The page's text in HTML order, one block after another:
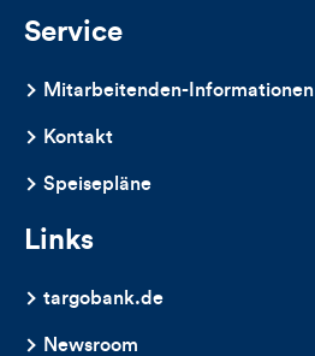
Service
Mitarbeitenden-Informationen
Kontakt
Speisepläne
Links
targobank.de
Newsroom